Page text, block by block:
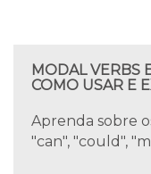
MODAL VERBS
COMO USAR E
Aprenda sobre
"can", "could",